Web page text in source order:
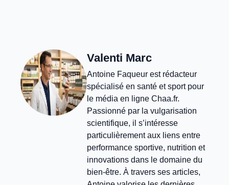
Valenti Marc
Antoine Faqueur est rédacteur
spécialisé en santé et sport pour
le média en ligne Chaa.fr.
Passionné par la vulgarisation
scientifique, il s’intéresse
particulièrement aux liens entre
performance sportive, nutrition et
innovations dans le domaine du
bien-être. À travers ses articles,